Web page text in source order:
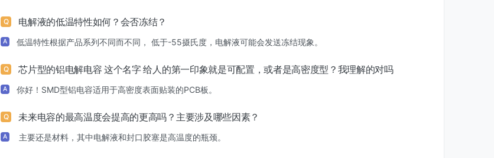
Q 电解液的低温特性如何？会否冻结？
A 低温特性根据产品系列不同而不同， 低于-55摄氏度，电解液可能会发送冻结现象。
Q 芯片型的铝电解电容 这个名字 给人的第一印象就是可配置，或者是高密度型？我理解的对吗
A 你好！SMD型铝电容适用于高密度表面贴装的PCB板。
Q 未来电容的最高温度会提高的更高吗？主要涉及哪些因素？
A 主要还是材料，其中电解液和封口胶塞是高温度的瓶颈。